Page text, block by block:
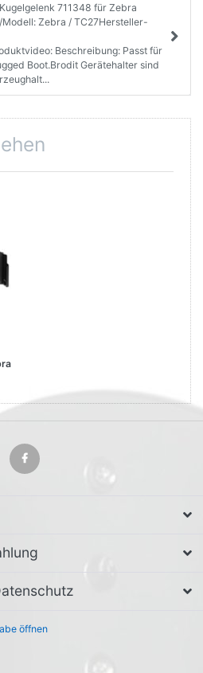
711348 für Zebra
Zebra / TC27Hersteller-
Beschreibung: Passt für
Boot.Brodit Gerätehalter sind
öffnen